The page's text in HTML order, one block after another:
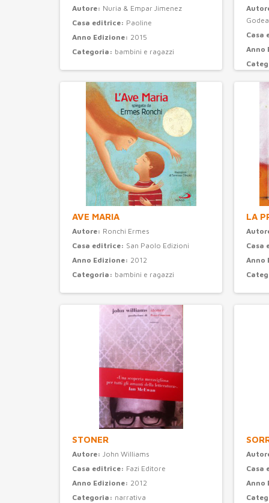
Autore: Nuria & Empar Jimenez
Casa editrice: Paoline
Anno Edizione: 2015
Categoria: bambini e ragazzi
Casa
Anno
AVE MARIA
Autore: Ronchi Ermes
Casa editrice: San Paolo Edizioni
Anno Edizione: 2012
Categoria: bambini e ragazzi
LA
Casa
Anno
STONER
Autore: John Williams
Casa editrice: Fazi Editore
Anno Edizione: 2012
Categoria: narrativa
Casa
Anno